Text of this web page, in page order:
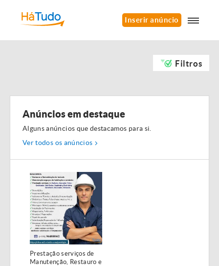
Inserir anúncio
Filtros
Anúncios em destaque
Alguns anúncios que destacamos para si.
Ver todos os anúncios
Prestação serviços de
Manutenção, Restauro e